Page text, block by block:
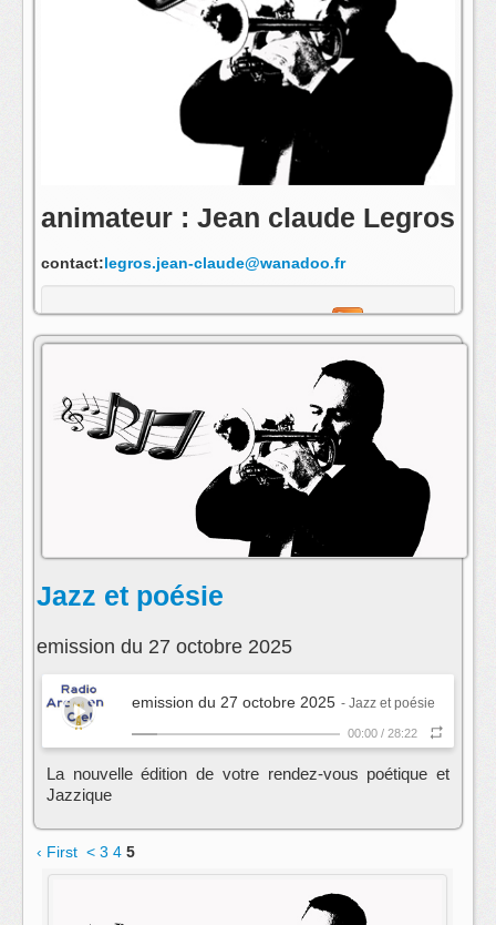
animateur : Jean claude Legros
contact:legros.jean-claude@wanadoo.fr
s'abonner au fil rss de cette emission:
Jazz et poésie
emission du 27 octobre 2025
emission du 27 octobre 2025 - Jazz et poésie
00:00 / 28:22
La nouvelle édition de votre rendez-vous poétique et
Jazzique
‹ First < 3 4 5